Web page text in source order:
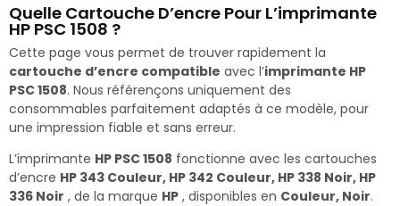
Quelle Cartouche D’encre Pour L’imprimante
HP PSC 1508 ?
Cette page vous permet de trouver rapidement la
cartouche d’encre compatible avec l’imprimante HP
PSC 1508. Nous référençons uniquement des
consommables parfaitement adaptés à ce modèle, pour
une impression fiable et sans erreur.
L’imprimante HP PSC 1508 fonctionne avec les cartouches
d’encre HP 343 Couleur, HP 342 Couleur, HP 338 Noir, HP
336 Noir , de la marque HP , disponibles en Couleur, Noir.